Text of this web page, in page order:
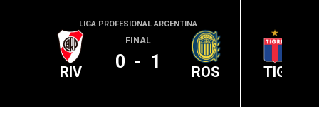
LIGA PROFESIONAL ARGENTINA
RIV
FINAL
0 - 1 ROS TIG